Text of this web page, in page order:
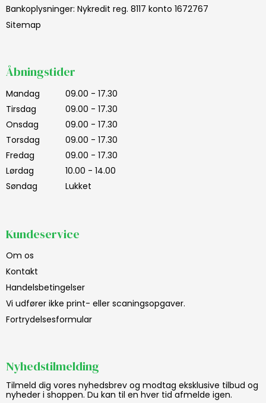
Bankoplysninger: Nykredit reg. 8117 konto 1672767
Sitemap
Åbningstider
Mandag
09.00 - 17.30
Tirsdag
09.00 - 17.30
Onsdag
09.00 - 17.30
Torsdag
09.00 - 17.30
Fredag
09.00 - 17.30
Lørdag
10.00 - 14.00
Søndag
Lukket
Kundeservice
Om os
Kontakt
Handelsbetingelser
Vi udfører ikke print- eller scaningsopgaver.
Fortrydelsesformular
Nyhedstilmelding
Tilmeld dig vores nyhedsbrev og modtag eksklusive tilbud og
nyheder i shoppen. Du kan til en hver tid afmelde igen.